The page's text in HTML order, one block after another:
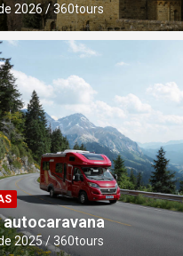
2026 360tours
autocaravana
2025 360tours